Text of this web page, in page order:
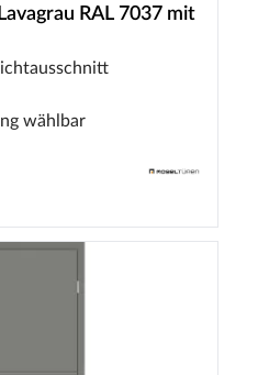
RAL 7037 mit
wählbar